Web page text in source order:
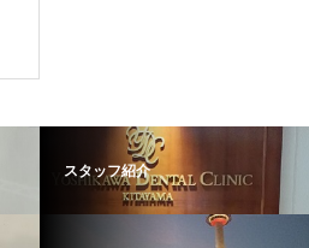
スタッフ紹介